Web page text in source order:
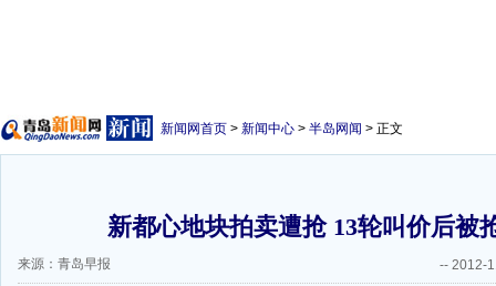
新闻网首页 > 新闻中心 > 半岛网闻 > 正文
新都心地块拍卖遭抢 13轮叫价后被
来源：青岛早报 -- 2012-